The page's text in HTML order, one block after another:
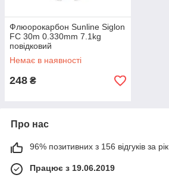
Флюорокарбон Sunline Siglon
FC 30m 0.330mm 7.1kg
повідковий
Немає в наявності
248 ₴
Про нас
96% позитивних з 156 відгуків за рік
Працює з 19.06.2019